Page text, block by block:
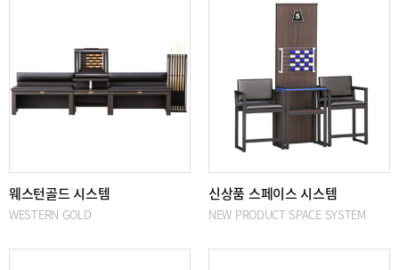
웨스턴골드 시스템
WESTERN GOLD
신상품 스페이스 시스템
NEW PRODUCT SPACE SYSTEM